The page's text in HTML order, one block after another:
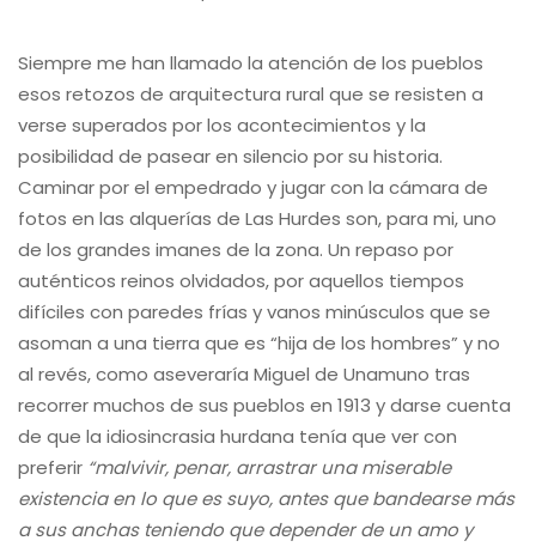
Siempre me han llamado la atención de los pueblos
esos retozos de arquitectura rural que se resisten a
verse superados por los acontecimientos y la
posibilidad de pasear en silencio por su historia.
Caminar por el empedrado y jugar con la cámara de
fotos en las alquerías de Las Hurdes son, para mi, uno
de los grandes imanes de la zona. Un repaso por
auténticos reinos olvidados, por aquellos tiempos
difíciles con paredes frías y vanos minúsculos que se
asoman a una tierra que es “hija de los hombres” y no
al revés, como aseveraría Miguel de Unamuno tras
recorrer muchos de sus pueblos en 1913 y darse cuenta
de que la idiosincrasia hurdana tenía que ver con
preferir “malvivir, penar, arrastrar una miserable
existencia en lo que es suyo, antes que bandearse más
a sus anchas teniendo que depender de un amo y